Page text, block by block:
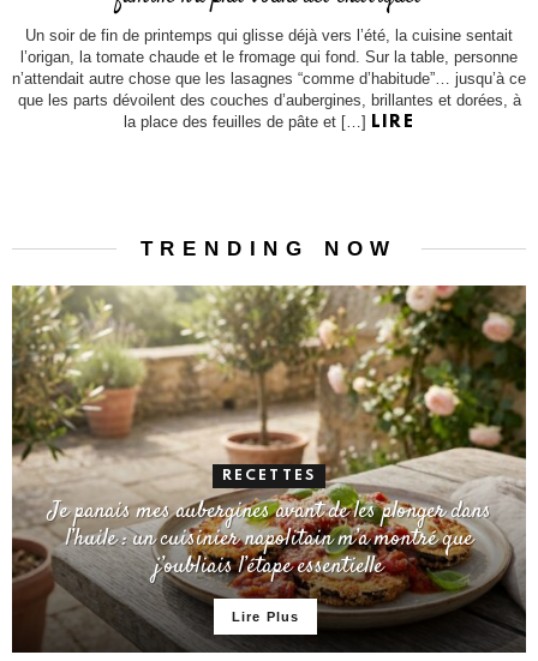
Un soir de fin de printemps qui glisse déjà vers l’été, la cuisine sentait
l’origan, la tomate chaude et le fromage qui fond. Sur la table, personne
n’attendait autre chose que les lasagnes “comme d’habitude”… jusqu’à ce
que les parts dévoilent des couches d’aubergines, brillantes et dorées, à
la place des feuilles de pâte et […]
LIRE
TRENDING NOW
RECETTES
Je panais mes aubergines avant de les plonger dans
l’huile : un cuisinier napolitain m’a montré que
j’oubliais l’étape essentielle
Lire Plus